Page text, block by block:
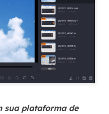
sua plataforma de